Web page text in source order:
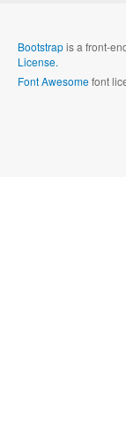
Bootstrapis a front-
License.
Font Awesomefont